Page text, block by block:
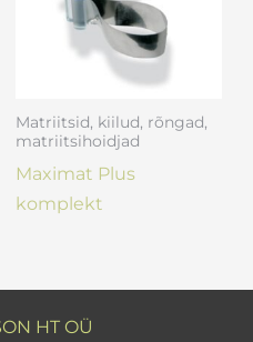
Matriitsid, kiilud, rõngad,
matriitsihoidjad
Maximat Plus
komplekt
HT OÜ